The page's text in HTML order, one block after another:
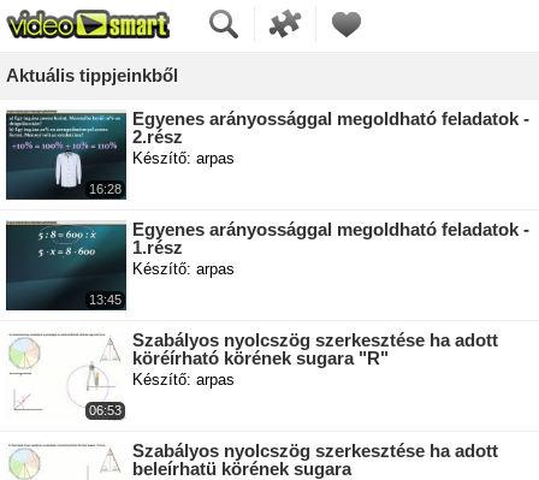
Aktuális tippjeinkből
16:28
Egyenes arányossággal megoldható feladatok -
2.rész
Készítő: arpas
13:45
Egyenes arányossággal megoldható feladatok -
1.rész
Készítő: arpas
06:53
Szabályos nyolcszög szerkesztése ha adott
köréírható körének sugara "R"
Készítő: arpas
Szabályos nyolcszög szerkesztése ha adott
beleírhatü körének sugara